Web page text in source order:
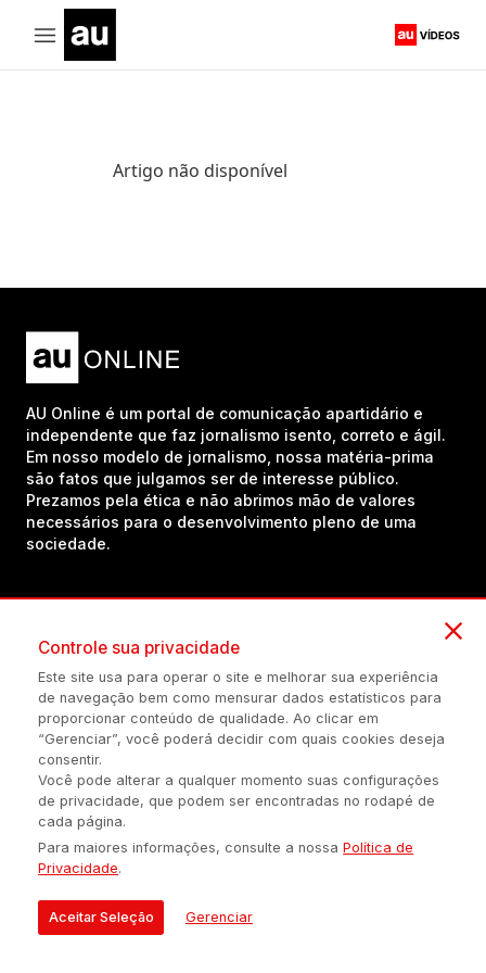
Artigo não disponível
AU Online é um portal de comunicação apartidário e
independente que faz jornalismo isento, correto e ágil.
Em nosso modelo de jornalismo, nossa matéria-prima
são fatos que julgamos ser de interesse público.
Prezamos pela ética e não abrimos mão de valores
necessários para o desenvolvimento pleno de uma
sociedade.
(54) 98434-8385
Política de privacidade Configuração de Cookies Quem Somos
É proibida a reprodução do conteúdo desta página em qualquer
meio de comunicação, eletrônico ou impreso, sem autorização
escrita de Auonline Comunicação Eireli.
© 2026 AUONLINE COMUNICAÇÃO EIRELI - CNPJ: 17.375.200/0001-
21
Controle sua privacidade
Este site usa para operar o site e melhorar sua experiência
de navegação bem como mensurar dados estatísticos para
proporcionar conteúdo de qualidade. Ao clicar em
“Gerenciar”, você poderá decidir com quais cookies deseja
consentir.
Você pode alterar a qualquer momento suas configurações
de privacidade, que podem ser encontradas no rodapé de
cada página.
Para maiores informações, consulte a nossaPolítica de
Privacidade.
Aceitar Seleção Gerenciar